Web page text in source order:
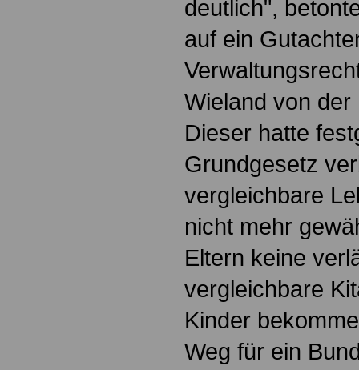
deutlich",
auf ein
Wieland von
Dieser hatte
Grundgesetz
vergleichbare
nicht mehr
Eltern keine
vergleichbare
Kinder
Weg für ein